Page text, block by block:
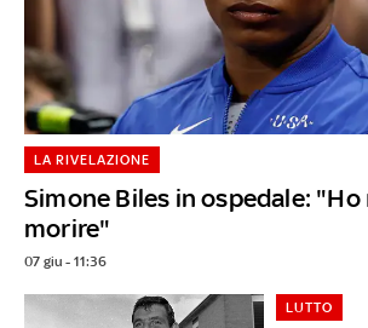
Simone Biles in ospedale:
morire"
LA RIVELAZIONE
07 giu - 11:36
LUTTO